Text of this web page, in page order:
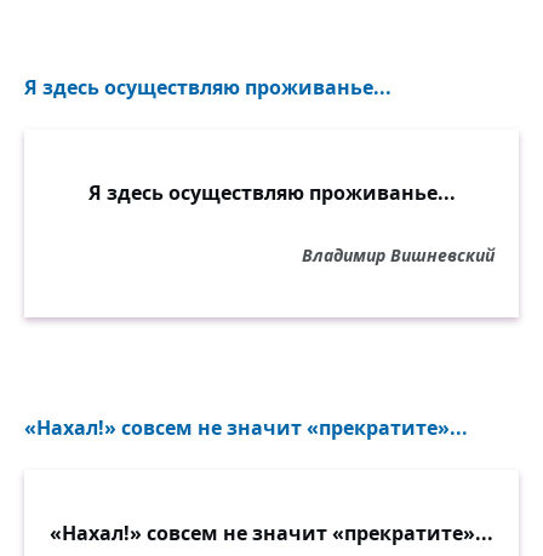
Я здесь осуществляю проживанье...
Я здесь осуществляю проживанье...
Владимир Вишневский
«Нахал!» совсем не значит «прекратите»...
«Нахал!» совсем не значит «прекратите»...